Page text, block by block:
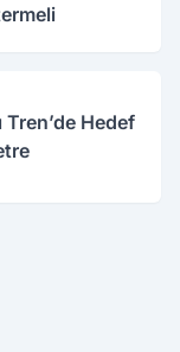
Tren’de Hedef